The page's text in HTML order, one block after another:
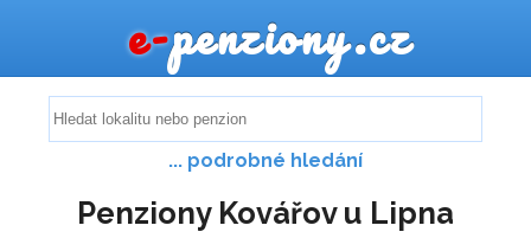
e-penziony.cz
... podrobné hledání
Penziony Kovářov u Lipna